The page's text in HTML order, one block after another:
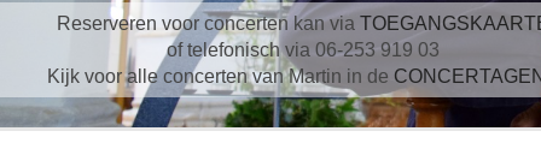
Reserveren voor concerten kan via
of telefonisch via 06-253 919 03
Kijk voor alle concerten van Martin in de